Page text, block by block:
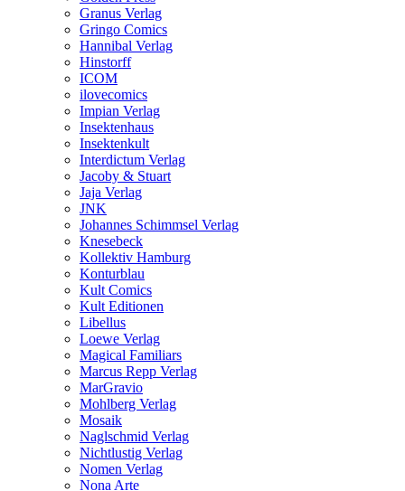
Granus Verlag
Gringo Comics
Hannibal Verlag
Hinstorff
ICOM
ilovecomics
Impian Verlag
Insektenhaus
Insektenkult
Interdictum Verlag
Jacoby & Stuart
Jaja Verlag
JNK
Johannes Schimmsel Verlag
Knesebeck
Kollektiv Hamburg
Konturblau
Kult Comics
Kult Editionen
Libellus
Loewe Verlag
Magical Familiars
Marcus Repp Verlag
MarGravio
Mohlberg Verlag
Mosaik
Naglschmid Verlag
Nichtlustig Verlag
Nomen Verlag
Nona Arte